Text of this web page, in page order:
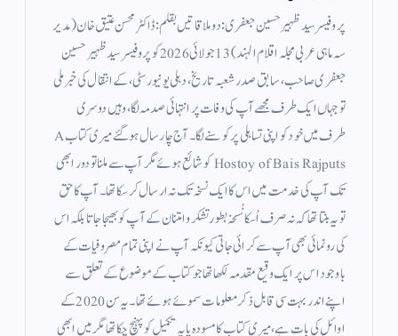
پروفیسر سید ظہیر حسین جعفری: دو ملاقاتیں بقلم: ڈاکٹر محسن عتیق خان (مدیر
سہ ماہی عربی مجلہ اقلام الہند) 13 جولائی 2026 کو پروفیسر سید ظہیر حسین
جعفری صاحب، سابق صدر شعبہ تاریخ، دہلی یونیورسٹی، کے انتقال کی خبر ملی
تو جہاں ایک طرف مجھے آپ کی وفات پر انتہائی صدمہ لگا، وہیں دوسری
طرف میں خود کو اپنی تساہلی پر کوسنے لگا۔ آج چار سال ہو گئے میری کتاب A
Hostoy of Bais Rajputs کو شائع ہوئے مگر آپ سے ملنا تو دور ابھی
تک آپ کی خدمت میں اس کا ایک نسخہ تک نہ ارسال کر سکا تھا۔ آپ کا حق
تو یہ بنتا تھا کہ نہ صرف اُسکا نُسخہ بطور تشکر و امتنان کے آپ کو بھیجا جاتا بلکہ اس
کی رونمائی بھی آپ سے کرائی جاتی کیونکہ آپ نے اپنی تمام مصروفیات کے
باوجود اس پر ایک وقیع مقدمہ لکھا تھا جو کتاب کے موضوع کے تعلق سے
اپنے اندر بہت سی قابل ذکر معلومات سموئے ہوئے تھا۔ یہ سن 2020 کے
اوائل کی بات ہے، میری کتاب کا مسودہ پایہ تکمیل کو پہنچ چکا تھا مگر میں ابھی